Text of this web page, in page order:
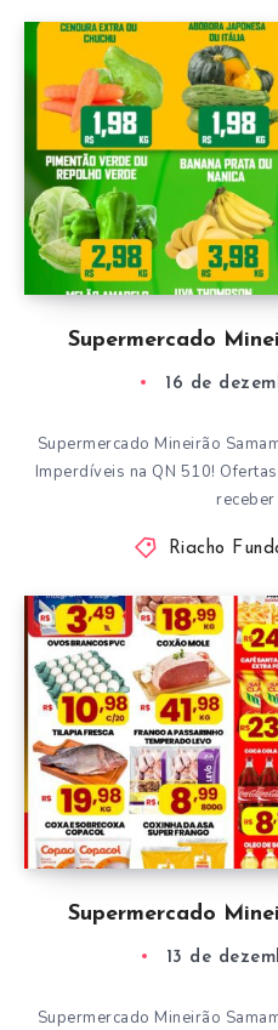
Supermercado
16 de
Supermercado Mineirão
Imperdíveis na QN 510!
Riacho
Supermercado
13 de
Supermercado Mineirão